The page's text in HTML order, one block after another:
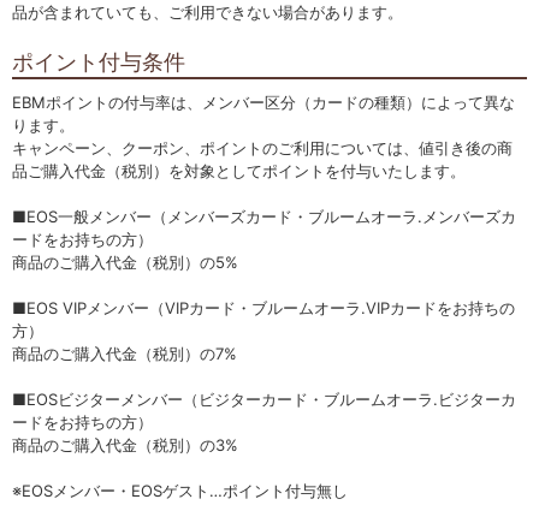
品が含まれていても、ご利用できない場合があります。
ポイント付与条件
EBMポイントの付与率は、メンバー区分（カードの種類）によって異な
ります。
キャンペーン、クーポン、ポイントのご利用については、値引き後の商
品ご購入代金（税別）を対象としてポイントを付与いたします。
■EOS一般メンバー（メンバーズカード・ブルームオーラ.メンバーズカ
ードをお持ちの方）
商品のご購入代金（税別）の5%
■EOS VIPメンバー（VIPカード・ブルームオーラ.VIPカードをお持ちの
方）
商品のご購入代金（税別）の7%
■EOSビジターメンバー（ビジターカード・ブルームオーラ.ビジターカ
ードをお持ちの方）
商品のご購入代金（税別）の3%
※EOSメンバー・EOSゲスト…ポイント付与無し